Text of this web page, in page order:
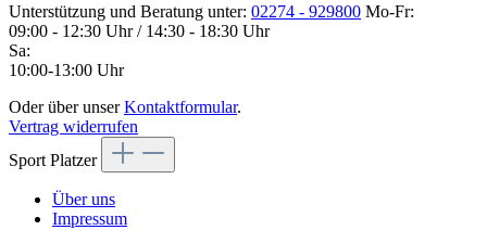
Unterstützung und Beratung unter: 02274 - 929800 Mo-Fr:
09:00 - 12:30 Uhr / 14:30 - 18:30 Uhr
Sa:
10:00-13:00 Uhr
Oder über unserKontaktformular.
Vertrag widerrufen
Sport Platzer
Über uns
Impressum